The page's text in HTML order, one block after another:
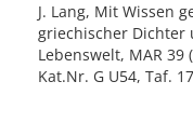
J. Lang, Mit Wissen
griechischer Dichter
Lebenswelt, MAR 39
Kat.Nr. G U54, Taf. 17